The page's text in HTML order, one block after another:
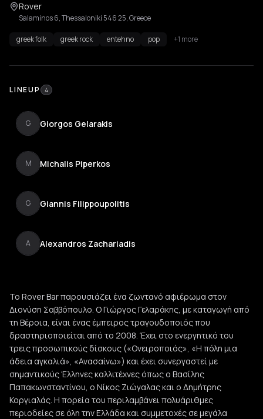
Rover
Salaminos 6, Thessaloniki 546 25, Greece
greek folk greek rock entehno pop +1 more
LINEUP 4
G Giorgos Gelarakis
M Michalis Piperkos
G Giannis Filippoupolitis
A Alexandros Zachariadis
Το Rover Bar παρουσιάζει ένα ζωντανό αφιέρωμα στον
Διονύση Σαββόπουλο. Ο Γιώργος Γελαράκης, με καταγωγή από
τη Βέροια, είναι ένας έμπειρος τραγουδοποιός που
δραστηριοποιείται από το 2008. Έχει στο ενεργητικό του
τρεις προσωπικούς δίσκους («Ονειροποιός», «Η πόλη μια
άδεια αγκαλιά», «Ανασαίνω») και έχει συνεργαστεί με
σημαντικούς Έλληνες καλλιτέχνες όπως ο Βασίλης
Παπακωνσταντίνου, ο Νίκος Ζιώγαλας και ο Δημήτρης
Κοργιαλάς. Η πορεία του περιλαμβάνει πολυάριθμες
περιοδείες σε όλη την Ελλάδα και συμμετοχές σε μεγάλα